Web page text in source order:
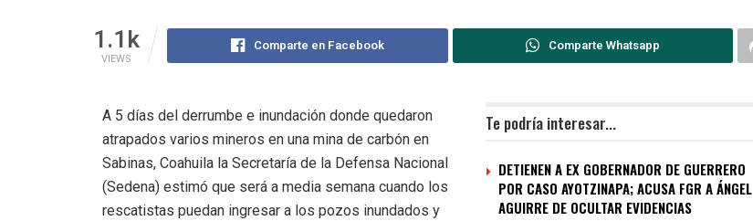
1.1k
VIEWS
Comparte en Facebook Comparte Whatsapp
Te podría interesar...
DETIENEN A EX GOBERNADOR DE GUERRERO
POR CASO AYOTZINAPA; ACUSA FGR A ÁNGEL
AGUIRRE DE OCULTAR EVIDENCIAS
A 5 días del derrumbe e inundación donde quedaron
atrapados varios mineros en una mina de carbón en
Sabinas, Coahuila la Secretaría de la Defensa Nacional
(Sedena) estimó que será a media semana cuando los
rescatistas puedan ingresar a los pozos inundados y